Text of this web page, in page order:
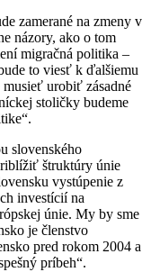
zamerané na zmeny v
názory, ako o tom
migračná politika –
to viesť k ďalšiemu
urobiť zásadné
stoličky budeme
slovenského
štruktúry únie
vystúpenie z
investícií na
únie. My by sme
je členstvo
pred rokom 2004 a
príbeh“.